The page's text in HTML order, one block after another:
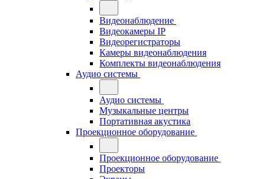
Видеонаблюдение
Видеокамеры IP
Видеорегистраторы
Камеры видеонаблюдения
Комплекты видеонаблюдения
Аудио системы
Аудио системы
Музыкальные центры
Портативная акустика
Проекционное оборудование
Проекционное оборудование
Проекторы